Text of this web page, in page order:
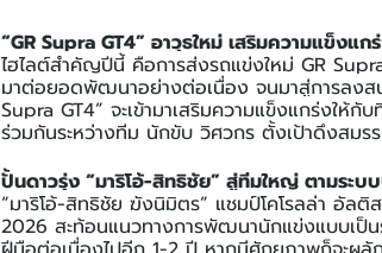
“GR Supra GT4” อาวุธใหม่ เสริมความแข็งแก
ไฮไลต์สำคัญปีนี้ คือการส่งรถแข่งใหม่ GR
มาต่อยอดพัฒนาอย่างต่อเนื่อง จนมาสู่การลงส
Supra GT4” จะเข้ามาเสริมความแข็งแกร่งให้
ร่วมกันระหว่างทีม นักขับ วิศวกร ตั้งเป้าดึงสม
ปั้นดาวรุ่ง “มาริโอ้-สิทธิชัย” สู่ทีมใหญ่ ตามระบ
“มาริโอ้-สิทธิชัย ฆังนิมิตร” แชมป์โคโรลล่า อัล
2026 สะท้อนแนวทางการพัฒนานักแข่งแบบเป็น